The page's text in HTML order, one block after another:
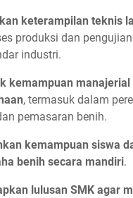
keterampilan teknis
produksi dan
industri.
kemampuan manajerial
, termasuk dalam
pemasaran benih.
kemampuan siswa
benih secara mandiri.
lulusan SMK agar